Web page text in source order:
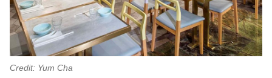
Credit: Yum Cha